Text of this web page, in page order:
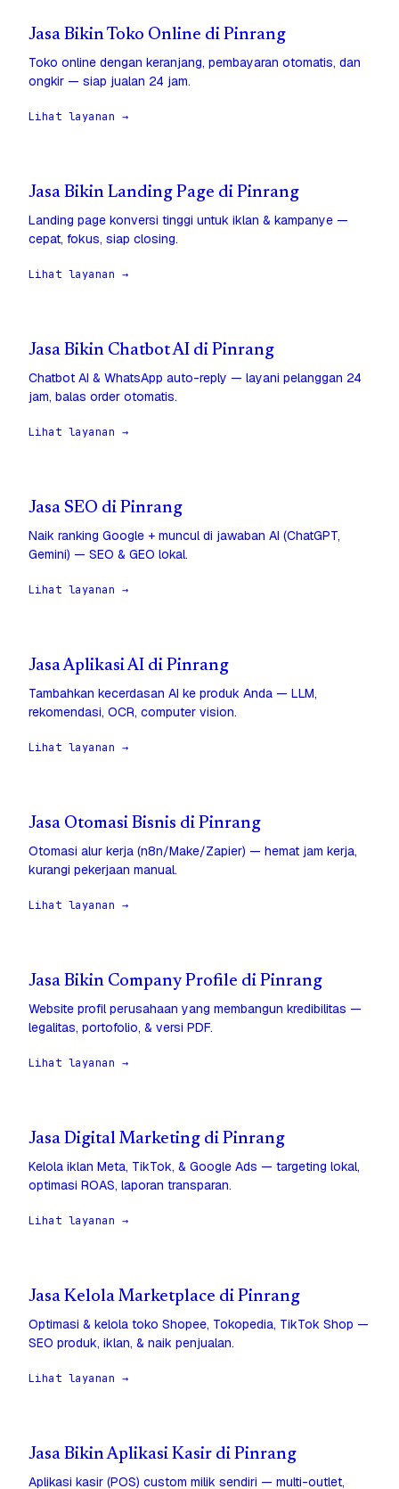
Jasa Bikin Toko Online di Pinrang
Toko online dengan keranjang, pembayaran otomatis, dan
ongkir — siap jualan 24 jam.
Lihat layanan →
Jasa Bikin Landing Page di Pinrang
Landing page konversi tinggi untuk iklan & kampanye —
cepat, fokus, siap closing.
Lihat layanan →
Jasa Bikin Chatbot AI di Pinrang
Chatbot AI & WhatsApp auto-reply — layani pelanggan 24
jam, balas order otomatis.
Lihat layanan →
Jasa SEO di Pinrang
Naik ranking Google + muncul di jawaban AI (ChatGPT,
Gemini) — SEO & GEO lokal.
Lihat layanan →
Jasa Aplikasi AI di Pinrang
Tambahkan kecerdasan AI ke produk Anda — LLM,
rekomendasi, OCR, computer vision.
Lihat layanan →
Jasa Otomasi Bisnis di Pinrang
Otomasi alur kerja (n8n/Make/Zapier) — hemat jam kerja,
kurangi pekerjaan manual.
Lihat layanan →
Jasa Bikin Company Profile di Pinrang
Website profil perusahaan yang membangun kredibilitas —
legalitas, portofolio, & versi PDF.
Lihat layanan →
Jasa Digital Marketing di Pinrang
Kelola iklan Meta, TikTok, & Google Ads — targeting lokal,
optimasi ROAS, laporan transparan.
Lihat layanan →
Jasa Kelola Marketplace di Pinrang
Optimasi & kelola toko Shopee, Tokopedia, TikTok Shop —
SEO produk, iklan, & naik penjualan.
Lihat layanan →
Jasa Bikin Aplikasi Kasir di Pinrang
Aplikasi kasir (POS) custom milik sendiri — multi-outlet,